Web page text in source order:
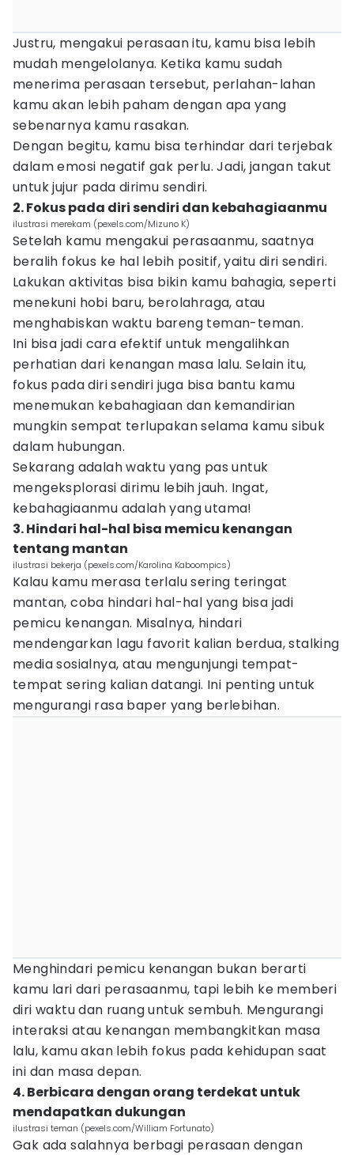
Justru, mengakui perasaan itu, kamu bisa lebih
mudah mengelolanya. Ketika kamu sudah
menerima perasaan tersebut, perlahan-lahan
kamu akan lebih paham dengan apa yang
sebenarnya kamu rasakan.
Dengan begitu, kamu bisa terhindar dari terjebak
dalam emosi negatif gak perlu. Jadi, jangan takut
untuk jujur pada dirimu sendiri.
2. Fokus pada diri sendiri dan kebahagiaanmu
ilustrasi merekam (pexels.com/Mizuno K)
Setelah kamu mengakui perasaanmu, saatnya
beralih fokus ke hal lebih positif, yaitu diri sendiri.
Lakukan aktivitas bisa bikin kamu bahagia, seperti
menekuni hobi baru, berolahraga, atau
menghabiskan waktu bareng teman-teman.
Ini bisa jadi cara efektif untuk mengalihkan
perhatian dari kenangan masa lalu. Selain itu,
fokus pada diri sendiri juga bisa bantu kamu
menemukan kebahagiaan dan kemandirian
mungkin sempat terlupakan selama kamu sibuk
dalam hubungan.
Sekarang adalah waktu yang pas untuk
mengeksplorasi dirimu lebih jauh. Ingat,
kebahagiaanmu adalah yang utama!
3. Hindari hal-hal bisa memicu kenangan
tentang mantan
ilustrasi bekerja (pexels.com/Karolina Kaboompics)
Kalau kamu merasa terlalu sering teringat
mantan, coba hindari hal-hal yang bisa jadi
pemicu kenangan. Misalnya, hindari
mendengarkan lagu favorit kalian berdua, stalking
media sosialnya, atau mengunjungi tempat-
tempat sering kalian datangi. Ini penting untuk
mengurangi rasa baper yang berlebihan.
Menghindari pemicu kenangan bukan berarti
kamu lari dari perasaanmu, tapi lebih ke memberi
diri waktu dan ruang untuk sembuh. Mengurangi
interaksi atau kenangan membangkitkan masa
lalu, kamu akan lebih fokus pada kehidupan saat
ini dan masa depan.
4. Berbicara dengan orang terdekat untuk
mendapatkan dukungan
ilustrasi teman (pexels.com/William Fortunato)
Gak ada salahnya berbagi perasaan dengan